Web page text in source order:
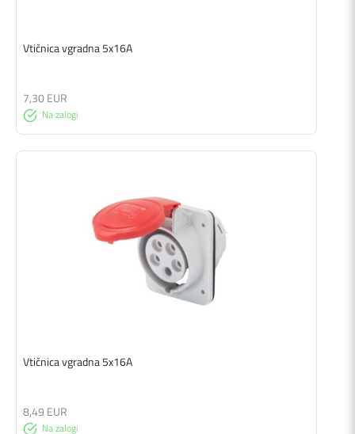
Vtičnica vgradna 5x16A
Na zalogi
7,30 EUR
Vtičnica vgradna 5x16A
Na zalogi
8,49 EUR